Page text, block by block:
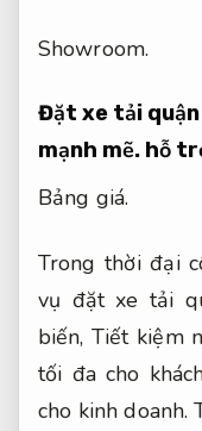
Showroom.
Đặt xe tải quận
mạnh mẽ. hỗ
Bảng giá.
Trong thời đại
vụ đặt xe tải
biến,Tiết kiệm
tối đa cho
cho kinh doanh.